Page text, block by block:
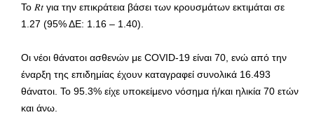
To 𝑅𝑡 για την επικράτεια βάσει των κρουσμάτων εκτιμάται σε
1.27 (95% ΔΕ: 1.16 – 1.40).
Οι νέοι θάνατοι ασθενών με COVID-19 είναι 70, ενώ από την
έναρξη της επιδημίας έχουν καταγραφεί συνολικά 16.493
θάνατοι. Το 95.3% είχε υποκείμενο νόσημα ή/και ηλικία 70 ετών
και άνω.